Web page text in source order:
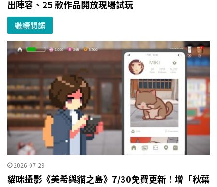
出陣容、25 款作品開放現場試玩
繼續閱讀
2026-07-29
貓咪攝影《美希與貓之島》7/30免費更新！增「秋葉